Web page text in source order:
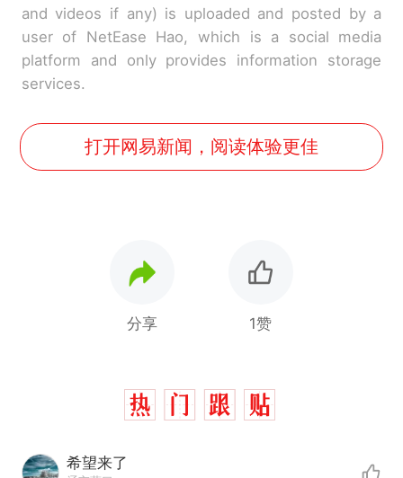
and videos if any) is uploaded and posted by a
user of NetEase Hao, which is a social media
platform and only provides information storage
services.
打开网易新闻，阅读体验更佳
分享 1赞
希望来了